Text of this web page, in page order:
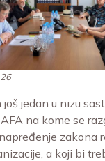
još jedan u nizu
na kome se
zakona
a koji bi